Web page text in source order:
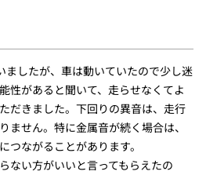
ましたが、車は動いていたので少し迷
性があると聞いて、走らせなくてよ
だきました。下回りの異音は、走行
ません。特に金属音が続く場合は、
つながることがあります。
ない方がいいと言ってもらえたの